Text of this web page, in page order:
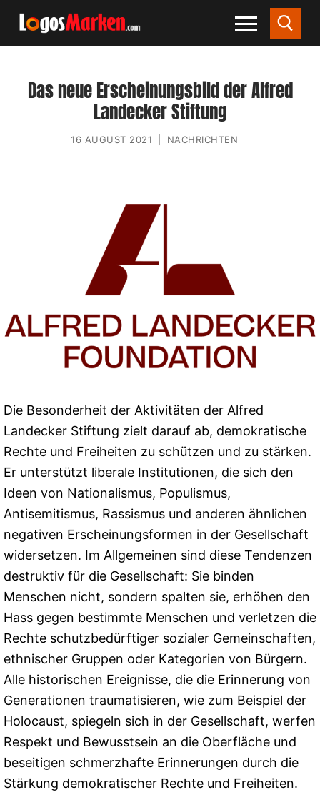
Das neue Erscheinungsbild der Alfred
Landecker Stiftung
16 AUGUST 2021 NACHRICHTEN
Die Besonderheit der Aktivitäten der Alfred
Landecker Stiftung zielt darauf ab, demokratische
Rechte und Freiheiten zu schützen und zu stärken.
Er unterstützt liberale Institutionen, die sich den
Ideen von Nationalismus, Populismus,
Antisemitismus, Rassismus und anderen ähnlichen
negativen Erscheinungsformen in der Gesellschaft
widersetzen. Im Allgemeinen sind diese Tendenzen
destruktiv für die Gesellschaft: Sie binden
Menschen nicht, sondern spalten sie, erhöhen den
Hass gegen bestimmte Menschen und verletzen die
Rechte schutzbedürftiger sozialer Gemeinschaften,
ethnischer Gruppen oder Kategorien von Bürgern.
Alle historischen Ereignisse, die die Erinnerung von
Generationen traumatisieren, wie zum Beispiel der
Holocaust, spiegeln sich in der Gesellschaft, werfen
Respekt und Bewusstsein an die Oberfläche und
beseitigen schmerzhafte Erinnerungen durch die
Stärkung demokratischer Rechte und Freiheiten.